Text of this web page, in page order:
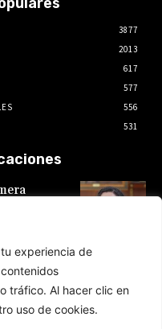
experiencia de
tráfico. Al hacer clic en
uso de cookies.
3877
2013
617
577
556
531
a